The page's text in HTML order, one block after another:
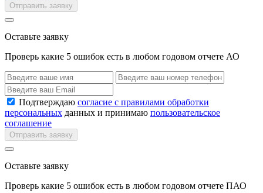
Отправить заявку
Оставьте заявку
Проверь какие 5 ошибок есть в любом годовом отчете АО
Подтверждаю согласие с правилами обработки
персональных данных и принимаю пользовательское
соглашение
Отправить заявку
Оставьте заявку
Проверь какие 5 ошибок есть в любом годовом отчете ПАО